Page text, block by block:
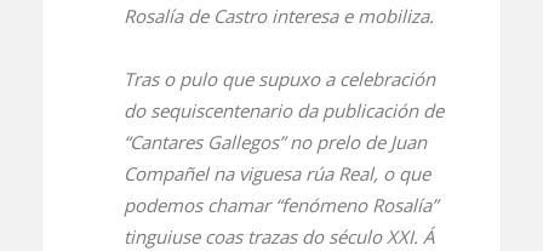
Rosalía de Castro interesa e mobiliza.
Tras o pulo que supuxo a celebración
do sequiscentenario da publicación de
“Cantares Gallegos” no prelo de Juan
Compañel na viguesa rúa Real, o que
podemos chamar “fenómeno Rosalía”
tinguiuse coas trazas do século XXI. Á